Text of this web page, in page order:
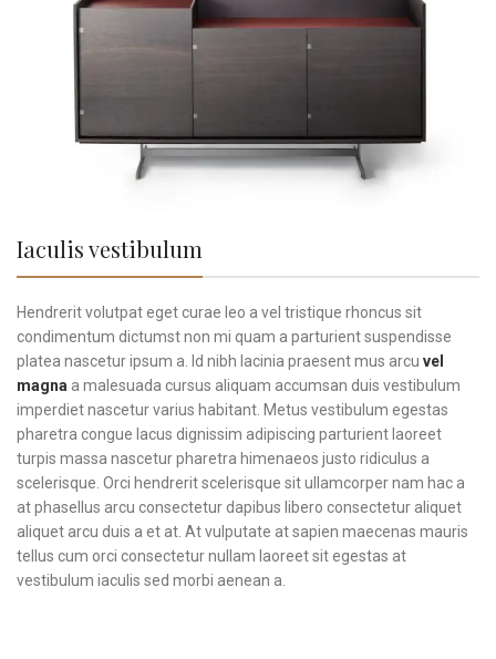
Iaculis vestibulum
Hendrerit volutpat eget curae leo a vel tristique rhoncus sit
condimentum dictumst non mi quam a parturient suspendisse
platea nascetur ipsum a. Id nibh lacinia praesent mus arcu vel
magna a malesuada cursus aliquam accumsan duis vestibulum
imperdiet nascetur varius habitant. Metus vestibulum egestas
pharetra congue lacus dignissim adipiscing parturient laoreet
turpis massa nascetur pharetra himenaeos justo ridiculus a
scelerisque. Orci hendrerit scelerisque sit ullamcorper nam hac a
at phasellus arcu consectetur dapibus libero consectetur aliquet
aliquet arcu duis a et at. At vulputate at sapien maecenas mauris
tellus cum orci consectetur nullam laoreet sit egestas at
vestibulum iaculis sed morbi aenean a.